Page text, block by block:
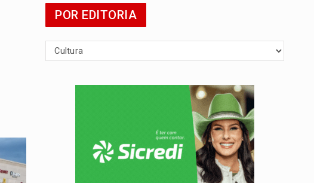
POR EDITORIA